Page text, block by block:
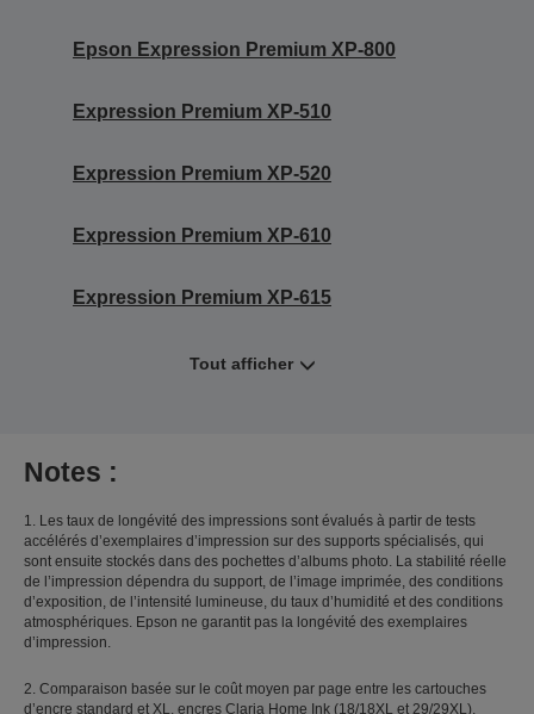
Epson Expression Premium XP-800
Expression Premium XP-510
Expression Premium XP-520
Expression Premium XP-610
Expression Premium XP-615
Tout afficher
Notes :
1. Les taux de longévité des impressions sont évalués à partir de tests
accélérés d’exemplaires d’impression sur des supports spécialisés, qui
sont ensuite stockés dans des pochettes d’albums photo. La stabilité réelle
de l’impression dépendra du support, de l’image imprimée, des conditions
d’exposition, de l’intensité lumineuse, du taux d’humidité et des conditions
atmosphériques. Epson ne garantit pas la longévité des exemplaires
d’impression.
2. Comparaison basée sur le coût moyen par page entre les cartouches
d’encre standard et XL. encres Claria Home Ink (18/18XL et 29/29XL),